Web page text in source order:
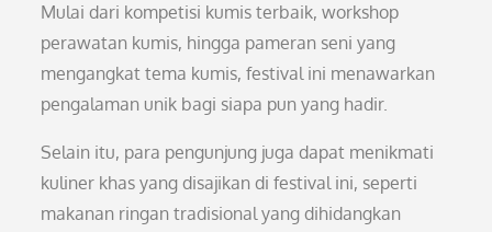
Mulai dari kompetisi kumis terbaik, workshop
perawatan kumis, hingga pameran seni yang
mengangkat tema kumis, festival ini menawarkan
pengalaman unik bagi siapa pun yang hadir.
Selain itu, para pengunjung juga dapat menikmati
kuliner khas yang disajikan di festival ini, seperti
makanan ringan tradisional yang dihidangkan